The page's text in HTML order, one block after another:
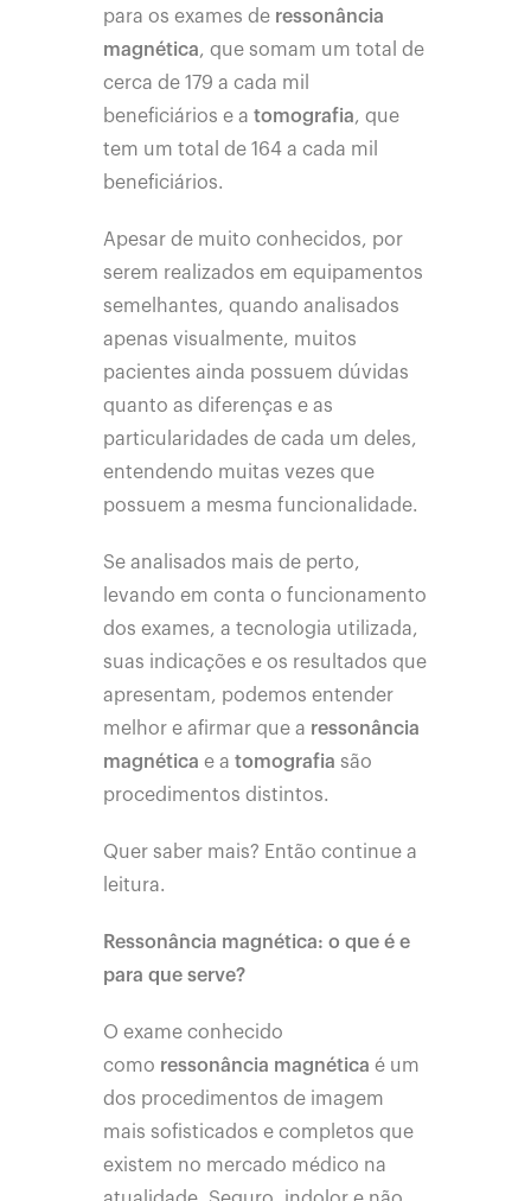
para os exames de ressonância
magnética, que somam um total de
cerca de 179 a cada mil
beneficiários e atomografia, que
tem um total de 164 a cada mil
beneficiários.
Apesar de muito conhecidos, por
serem realizados em equipamentos
semelhantes, quando analisados
apenas visualmente, muitos
pacientes ainda possuem dúvidas
quanto as diferenças e as
particularidades de cada um deles,
entendendo muitas vezes que
possuem a mesma funcionalidade.
Se analisados mais de perto,
levando em conta o funcionamento
dos exames, a tecnologia utilizada,
suas indicações e os resultados que
apresentam, podemos entender
melhor e afirmar que a ressonância
magnéticae atomografia são
procedimentos distintos.
Quer saber mais? Então continue a
leitura.
Ressonância magnética: o que é e
para que serve?
O exame conhecido
como ressonância magnética é um
dos procedimentos de imagem
mais sofisticados e completos que
existem no mercado médico na